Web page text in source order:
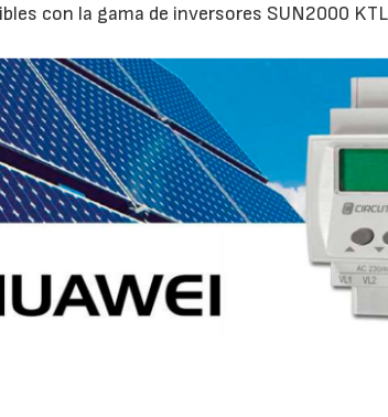
con la gama de inversores SUN2000